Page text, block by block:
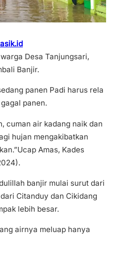
Desa Tanjungsari,
Banjir.
panen Padi harus rela
panen.
cuman air kadang naik dan
hujan mengakibatkan
Amas, Kades
banjir mulai surut dari
Citanduy dan Cikidang
lebih besar.
airnya meluap hanya